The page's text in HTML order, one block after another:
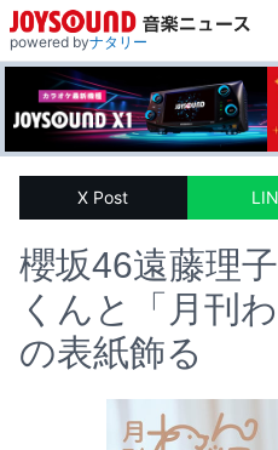
powered byナタリー
X Post
櫻坂46遠藤理
くんと「月刊
の表紙飾る